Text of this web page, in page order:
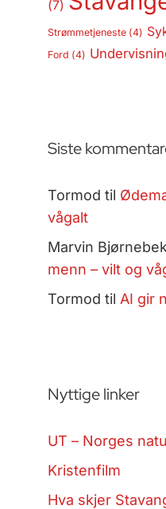
(7)
Strømmetjeneste(4)
Ford (4)
Siste
Tormod til
vågalt
Marvin
menn – vilt og
Tormod til AI gir
Nyttige linker
UT – Norges
Kristenfilm
Hva skjer